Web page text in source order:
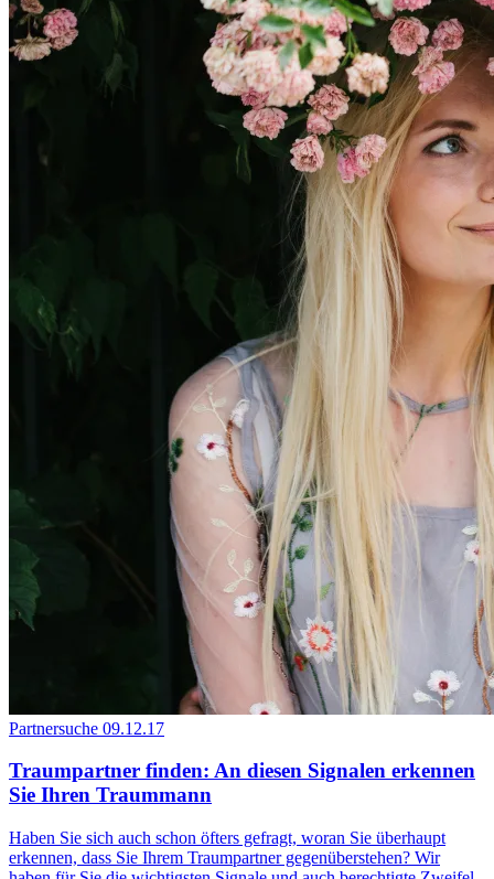
Partnersuche 09.12.17
Traumpartner finden: An diesen Signalen erkennen
Sie Ihren Traummann
Haben Sie sich auch schon öfters gefragt, woran Sie überhaupt
erkennen, dass Sie Ihrem Traumpartner gegenüberstehen? Wir